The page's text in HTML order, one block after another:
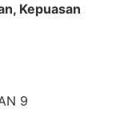
Kepuasan
9